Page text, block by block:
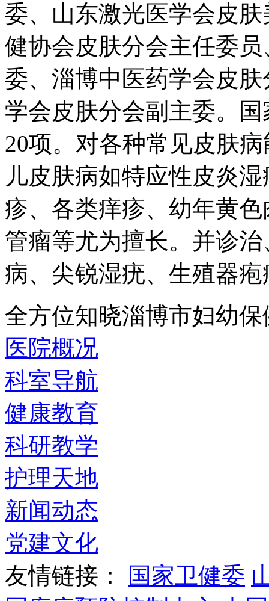
委、山东激光医学会皮
健协会皮肤分会主任委
委、淄博中医药学会皮
学会皮肤分会副主委。
20项。对各种常见皮肤
儿皮肤病如特应性皮炎
疹、各类痒疹、幼年黄
管瘤等尤为擅长。并诊
病、尖锐湿疣、生殖器疱
全方位知晓淄博市妇幼
医院概况
科室导航
健康教育
科研教学
护理天地
新闻动态
党建文化
友情链接：
国家卫健委